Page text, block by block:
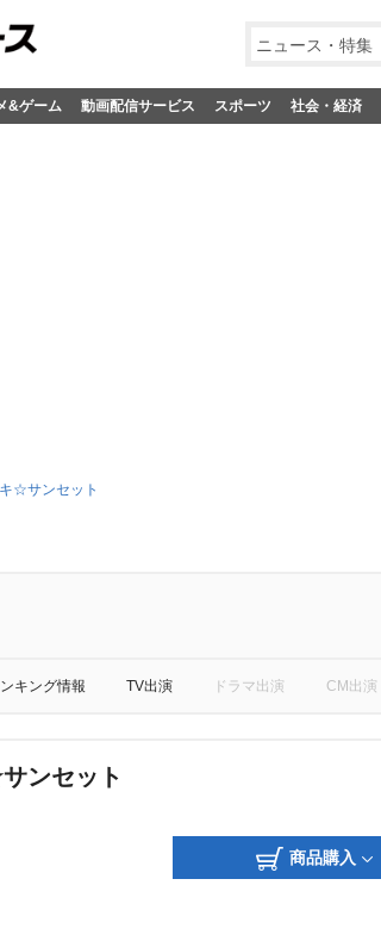
ニュース・特集
&ゲーム 動画配信サービス スポーツ 社会・経済
☆サンセット
キング情報 TV出演 ドラマ出演 CM出演
ンセット
商品購入